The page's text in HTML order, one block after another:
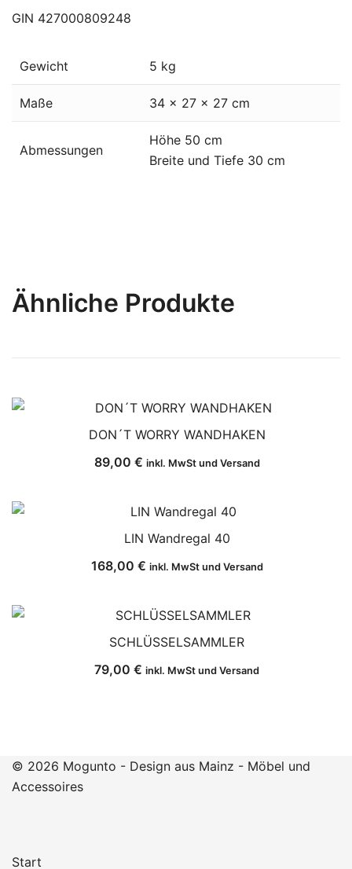
GIN 427000809248
Gewicht 5 kg
Maße 34 × 27 × 27 cm
Abmessungen
Höhe 50 cm
Breite und Tiefe 30 cm
Ähnliche Produkte
DON´T WORRY WANDHAKEN
89,00 € inkl. MwSt und Versand
LIN Wandregal 40
168,00 € inkl. MwSt und Versand
SCHLÜSSELSAMMLER
79,00 € inkl. MwSt und Versand
© 2026 Mogunto - Design aus Mainz - Möbel und
Accessoires
Start